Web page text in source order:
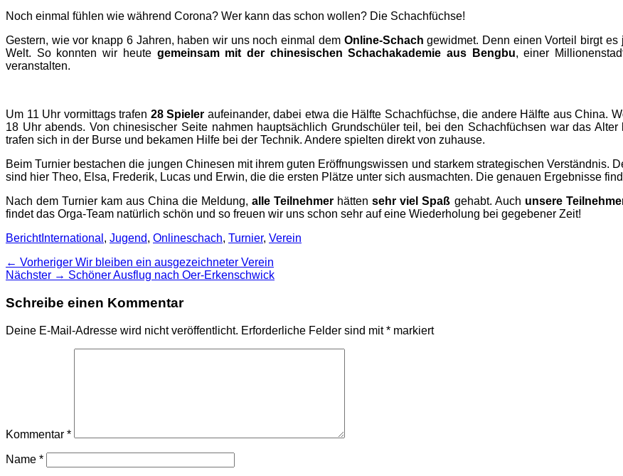
Noch einmal fühlen wie während Corona? Wer kann das schon wollen? Die Schachfüchse!
Gestern, wie vor knapp 6 Jahren, haben wir uns noch einmal dem Online-Schach gewidmet. Denn einen Vorteil birgt
Welt. So konnten wir heute gemeinsam mit der chinesischen Schachakademie aus Bengbu, einer
veranstalten.
Um 11 Uhr vormittags trafen 28 Spieler aufeinander, dabei etwa die Hälfte Schachfüchse, die andere Hälfte aus China.
18 Uhr abends. Von chinesischer Seite nahmen hauptsächlich Grundschüler teil, bei den Schachfüchsen war das
trafen sich in der Burse und bekamen Hilfe bei der Technik. Andere spielten direkt von zuhause.
Beim Turnier bestachen die jungen Chinesen mit ihrem guten Eröffnungswissen und starkem strategischen Verständnis.
sind hier Theo, Elsa, Frederik, Lucas und Erwin, die die ersten Plätze unter sich ausmachten. Die genauen Ergebnisse
Nach dem Turnier kam aus China die Meldung,alle Teilnehmer hättensehr viel Spaß gehabt. Auch unsere
findet das Orga-Team natürlich schön und so freuen wir uns schon sehr auf eine Wiederholung bei gegebener Zeit!
Kategorien
BerichtSchlagworte
International , Jugend, Onlineschach, Turnier, Verein
Beitragsnavigation
← Vorheriger Vorheriger
Beitrag:
Wir bleiben ein ausgezeichneter Verein
Nächster → Nächster
Schöner Ausflug nach Oer-Erkenschwick
Schreibe einen Kommentar
Deine E-Mail-Adresse wird nicht veröffentlicht. Erforderliche Felder sind mit* markiert
Kommentar *
Name *